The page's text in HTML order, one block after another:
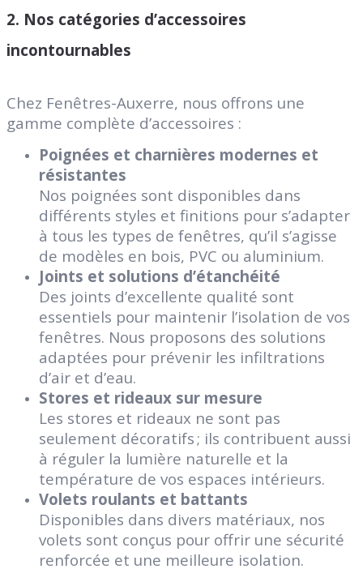
2. Nos catégories d’accessoires
incontournables
Chez Fenêtres-Auxerre, nous offrons une
gamme complète d’accessoires :
Poignées et charnières modernes et
résistantes
Nos poignées sont disponibles dans
différents styles et finitions pour s’adapter
à tous les types de fenêtres, qu’il s’agisse
de modèles en bois, PVC ou aluminium.
Joints et solutions d’étanchéité
Des joints d’excellente qualité sont
essentiels pour maintenir l’isolation de vos
fenêtres. Nous proposons des solutions
adaptées pour prévenir les infiltrations
d’air et d’eau.
Stores et rideaux sur mesure
Les stores et rideaux ne sont pas
seulement décoratifs ; ils contribuent aussi
à réguler la lumière naturelle et la
température de vos espaces intérieurs.
Volets roulants et battants
Disponibles dans divers matériaux, nos
volets sont conçus pour offrir une sécurité
renforcée et une meilleure isolation.